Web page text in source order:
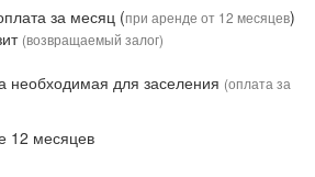
за месяц (при аренде от 12 месяцев)
(возвращаемый залог)
для заселения (оплата за
12 месяцев